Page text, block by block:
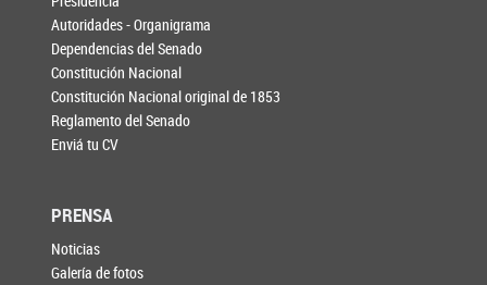
Autoridades - Organigrama
Dependencias del Senado
Constitución Nacional
Constitución Nacional original de 1853
Reglamento del Senado
Enviá tu CV
PRENSA
Noticias
Galería de fotos